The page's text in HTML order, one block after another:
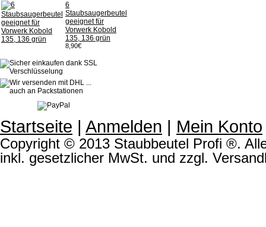
6
Staubsaugerbeutel
geeignet für
Vorwerk Kobold
135, 136 grün
8,90€
Startseite | Anmelden | Mein Konto
Copyright © 2013 Staubbeutel Profi ®.
inkl. gesetzlicher MwSt. und zzgl.